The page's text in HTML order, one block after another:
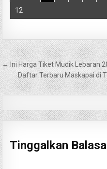
12
Navigasi
pos
← Ini Harga Tiket Mudik Lebaran
Daftar Terbaru Maskapai di
Tinggalkan